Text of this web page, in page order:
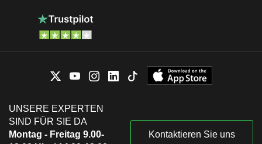
UNSERE EXPERTEN
SIND FÜR SIE DA
Montag - Freitag 9.00-
Kontaktieren Sie uns